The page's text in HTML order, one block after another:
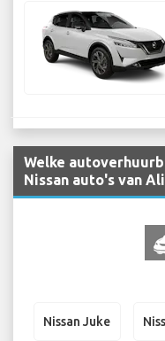
Welke
Nissan auto's van
Nissan Juke